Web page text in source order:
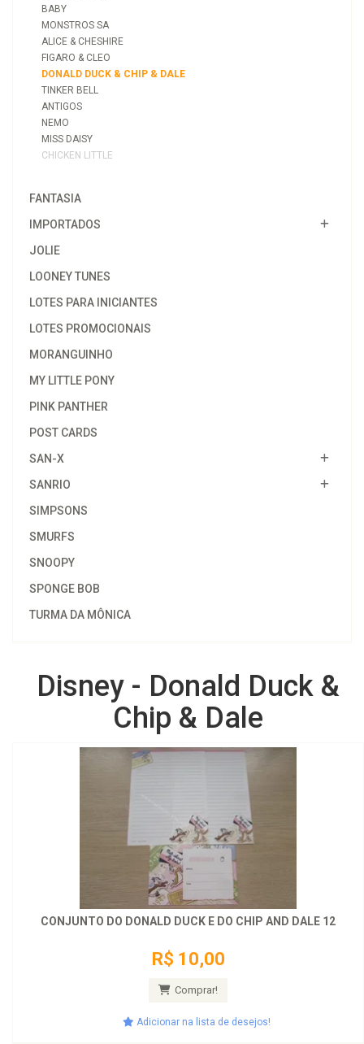
BABY
MONSTROS SA
ALICE & CHESHIRE
FIGARO & CLEO
DONALD DUCK & CHIP & DALE
TINKER BELL
ANTIGOS
NEMO
MISS DAISY
CHICKEN LITTLE
FANTASIA
IMPORTADOS
JOLIE
LOONEY TUNES
LOTES PARA INICIANTES
LOTES PROMOCIONAIS
MORANGUINHO
MY LITTLE PONY
PINK PANTHER
POST CARDS
SAN-X
SANRIO
SIMPSONS
SMURFS
SNOOPY
SPONGE BOB
TURMA DA MÔNICA
Disney - Donald Duck &
Chip & Dale
CONJUNTO DO DONALD DUCK E DO CHIP AND DALE 12
R$ 10,00
Comprar!
Adicionar na lista de desejos!